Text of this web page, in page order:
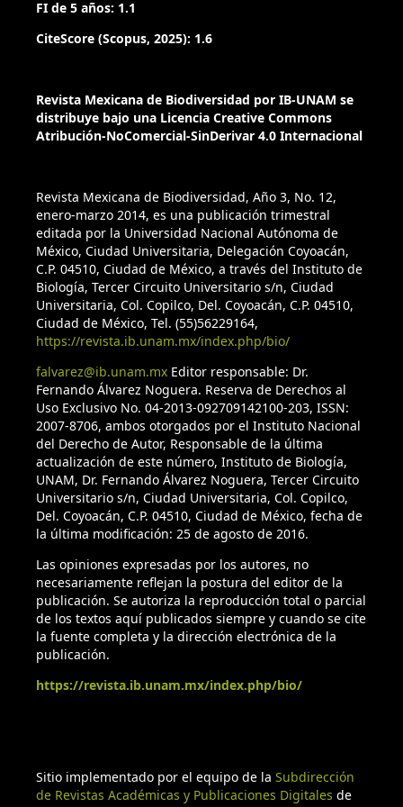
forest. Biotropica, 23, 468-474.
Renton, K., Salinas-Melgoza, A., Rueda-Hernández, R. y
resources in tropical dry forest: Cascading effects on a
threatened species. Forest Ecology and Management, 426,
Rittenhouse, C D., Pidgeon, A. N., Albright, T. P., Culbert, T.
P., Clayton, M. K., Flather, C. H., Chengquan, C., Masek, J. G. y
Radeloff, V. C. (2010). Avifauna response to hurricanes:
regional changes in community similarity. Global Change
Biology, 16, 905-917.
Schoener, T. W. y Spiller, D. A. (2006). Nonsynchronous
recovery of community characteristics in island spiders after
Academy of Science, U.S.A., 103, 2220-2225.
Schoener, T. W., Spiller, D. A. y Losos, J. B. (2001). Natural
restoration of the species-area relation for a lizard after a
hurricane. Science, 294, 1525-1528.
Schoener, T. W., Spiller, D. A. y Losos, J. B. (2004). Variable
ecological effects of hurricanes: the importance of seasonal
Proceeding of the National Academy of Science, U.S.A., 101,
177-81.
Siliceo-Cantero, H. H. y García, A. (2013). Anolis nebulosus
(Clouded Anole). Predation. Herpetological Review, 44, 137.
Siliceo-Cantero, H. H. y García, A. (2014). Differences in
Ecology, 30, 493-501.
FI de 5 años: 1.1
CiteScore (Scopus, 2025): 1.6
Revista Mexicana de Biodiversidad por IB-UNAM se
distribuye bajo una Licencia Creative Commons
Atribución-NoComercial-SinDerivar 4.0 Internacional
Revista Mexicana de Biodiversidad, Año 3, No. 12,
enero-marzo 2014, es una publicación trimestral
editada por la Universidad Nacional Autónoma de
México, Ciudad Universitaria, Delegación Coyoacán,
C.P. 04510, Ciudad de México, a través del Instituto de
Biología, Tercer Circuito Universitario s/n, Ciudad
Universitaria, Col. Copilco, Del. Coyoacán, C.P. 04510,
Ciudad de México, Tel. (55)56229164,
https://revista.ib.unam.mx/index.php/bio/
falvarez@ib.unam.mxEditor responsable: Dr.
Fernando Álvarez Noguera. Reserva de Derechos al
Uso Exclusivo No. 04-2013-092709142100-203, ISSN:
2007-8706, ambos otorgados por el Instituto Nacional
del Derecho de Autor, Responsable de la última
actualización de este número, Instituto de Biología,
UNAM, Dr. Fernando Álvarez Noguera, Tercer Circuito
Universitario s/n, Ciudad Universitaria, Col. Copilco,
Del. Coyoacán, C.P. 04510, Ciudad de México, fecha de
la última modificación: 25 de agosto de 2016.
Las opiniones expresadas por los autores, no
necesariamente reflejan la postura del editor de la
publicación. Se autoriza la reproducción total o parcial
de los textos aquí publicados siempre y cuando se cite
la fuente completa y la dirección electrónica de la
publicación.
https://revista.ib.unam.mx/index.php/bio/
Sitio implementado por el equipo de la Subdirección
de Revistas Académicas y Publicaciones Digitales de